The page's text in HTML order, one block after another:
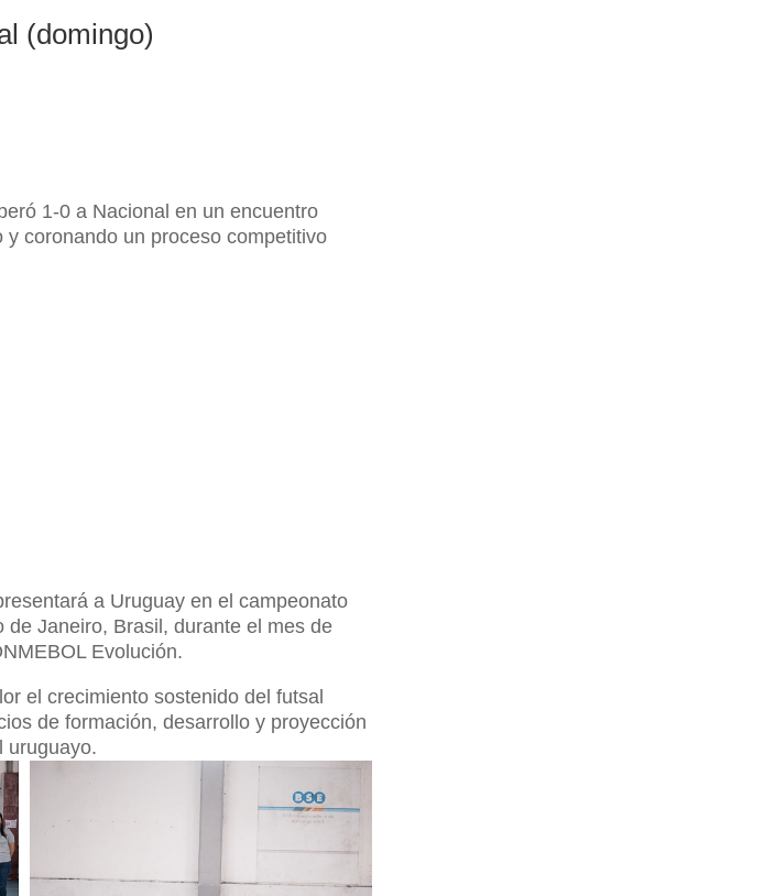
(domingo)
1-0 a Nacional en un encuentro
coronando un proceso competitivo
a Uruguay en el campeonato
Janeiro, Brasil, durante el mes de
Evolución.
el crecimiento sostenido del futsal
de formación, desarrollo y proyección
uruguayo.